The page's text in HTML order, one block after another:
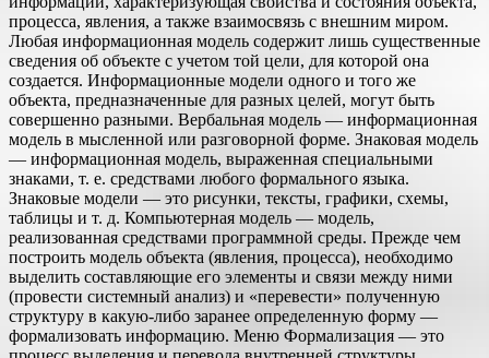
процесса, явления, а также взаимосвязь с внешним миром.
Любая информационная модель содержит лишь существенные
сведения об объекте с учетом той цели, для которой она
создается. Информационные модели одного и того же
объекта, предназначенные для разных целей, могут быть
совершенно разными. Вербальная модель — информационная
модель в мысленной или разговорной форме. Знаковая модель
— информационная модель, выраженная специальными
знаками, т. е. средствами любого формального языка.
Знаковые модели — это рисунки, тексты, графики, схемы,
таблицы и т. д. Компьютерная модель — модель,
реализованная средствами программной среды. Прежде чем
построить модель объекта (явления, процесса), необходимо
выделить составляющие его элементы и связи между ними
(провести системный анализ) и «перевести» полученную
структуру в какую-либо заранее определенную форму —
формализовать информацию. Меню Формализация — это